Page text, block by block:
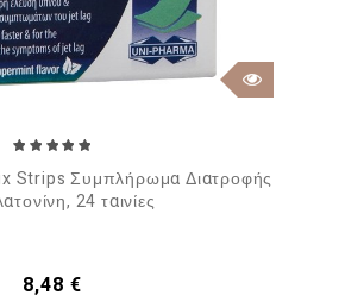
Strips Συμπλήρωμα Διατροφής
24 ταινίες
Τιμή
8,48 €